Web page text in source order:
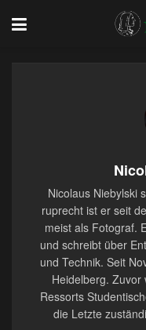
Nicolaus Niebylski
ruprecht ist er seit
meist als Fotograf.
und schreibt über
und Technik. Seit
Heidelberg. Zuvor
Ressorts
die Letzte